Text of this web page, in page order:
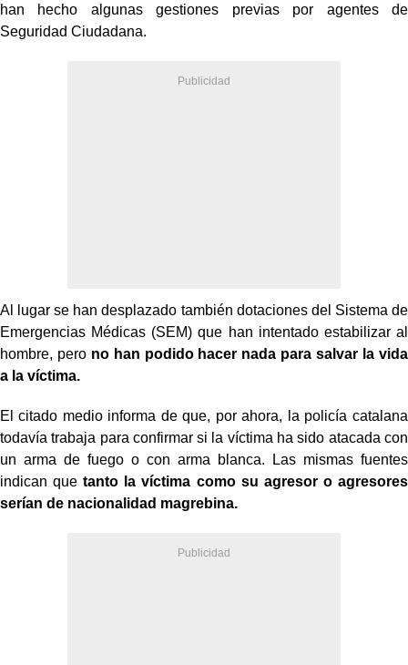
han hecho algunas gestiones previas por agentes de
Seguridad Ciudadana.
Al lugar se han desplazado también dotaciones del Sistema de
Emergencias Médicas (SEM) que han intentado estabilizar al
hombre, pero no han podido hacer nada para salvar la vida
a la víctima.
El citado medio informa de que, por ahora, la policía catalana
todavía trabaja para confirmar si la víctima ha sido atacada con
un arma de fuego o con arma blanca. Las mismas fuentes
indican quetanto la víctima como su agresor o agresores
serían de nacionalidad magrebina.